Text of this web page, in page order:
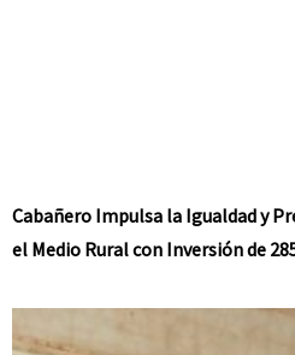
Cabañero Impulsa la Igualdad y
el Medio Rural con Inversión de